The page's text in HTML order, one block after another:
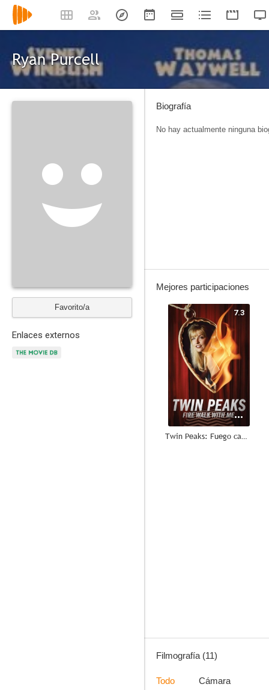
Ryan Purcell
Favorito/a
Enlaces externos
Biografía
No hay actualmente ninguna
Mejores participaciones
7.3
Twin Peaks: Fuego camina conmigo
Filmografía (11)
Todo Cámara